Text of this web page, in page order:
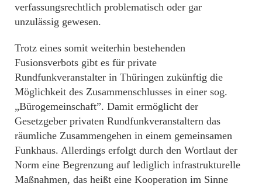
verfassungsrechtlich problematisch oder gar
unzulässig gewesen.
Trotz eines somit weiterhin bestehenden
Fusionsverbots gibt es für private
Rundfunkveranstalter in Thüringen zukünftig die
Möglichkeit des Zusammenschlusses in einer sog.
„Bürogemeinschaft”. Damit ermöglicht der
Gesetzgeber privaten Rundfunkveranstaltern das
räumliche Zusammengehen in einem gemeinsamen
Funkhaus. Allerdings erfolgt durch den Wortlaut der
Norm eine Begrenzung auf lediglich infrastrukturelle
Maßnahmen, das heißt eine Kooperation im Sinne